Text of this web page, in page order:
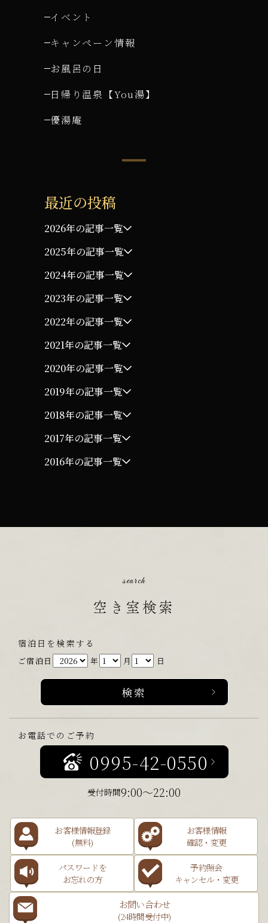
イベント
キャンペーン情報
お風呂の日
日帰り温泉【You湯】
優湯庵
最近の投稿
2026年の記事一覧
2025年の記事一覧
2024年の記事一覧
2023年の記事一覧
2022年の記事一覧
2021年の記事一覧
2020年の記事一覧
2019年の記事一覧
2018年の記事一覧
2017年の記事一覧
2016年の記事一覧
search
空き室検索
宿泊日を検索する
ご宿泊日 年 月 日
お電話でのご予約
0995-42-0550
受付時間9:00～22:00
お客様情報登録
(無料)
お客様情報
確認・変更
パスワードを
お忘れの方
予約照会
キャンセル・変更
お問い合わせ
(24時間受付中)